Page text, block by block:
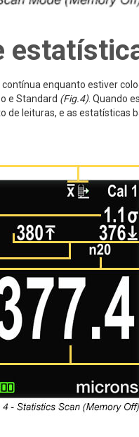
enquanto estiver
e Standard (Fig.4). Quando
leituras, e as estatísticas